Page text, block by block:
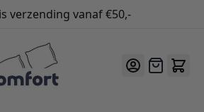
9.2/10
Offerte